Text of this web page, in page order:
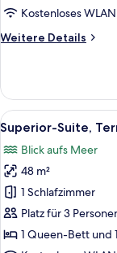
Kostenloses WLAN
Weitere Details
Weitere
Suite,
Meerblick
Alle
Fotos
für
Superior-
Suite,
Terrasse,
Meerblick
anzeigen
6
Superior-Suite,
Blick aufs Meer
48 m²
1 Schlafzimmer
Platz für 3
1 Queen-Bett und